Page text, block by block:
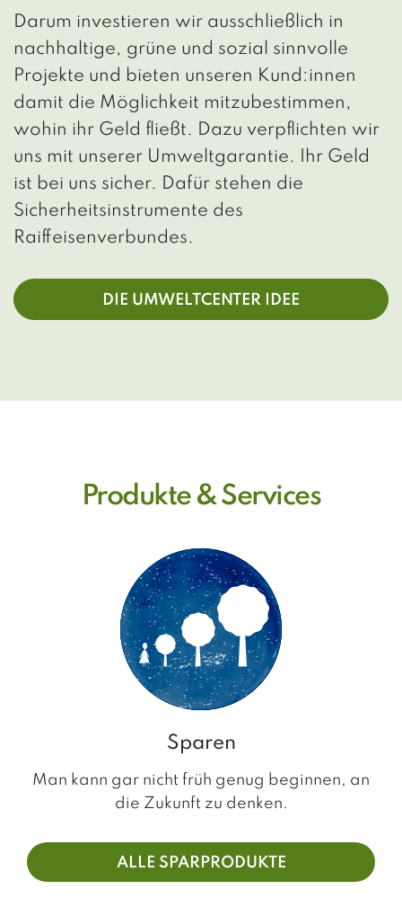
Darum investieren wir ausschließlich in
nachhaltige, grüne und sozial sinnvolle
Projekte und bieten unseren Kund:innen
damit die Möglichkeit mitzubestimmen,
wohin ihr Geld fließt. Dazu verpflichten wir
uns mit unserer Umweltgarantie. Ihr Geld
ist bei uns sicher. Dafür stehen die
Sicherheitsinstrumente des
Raiffeisenverbundes.
DIE UMWELTCENTER IDEE
Produkte & Services
Sparen
Man kann gar nicht früh genug beginnen, an
die Zukunft zu denken.
ALLE SPARPRODUKTE